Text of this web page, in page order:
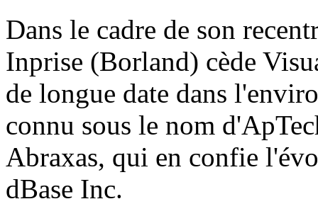
Dans le cadre de son
Inprise (Borland) cède
de longue date dans
connu sous le nom
Abraxas, qui en confie
dBase Inc.